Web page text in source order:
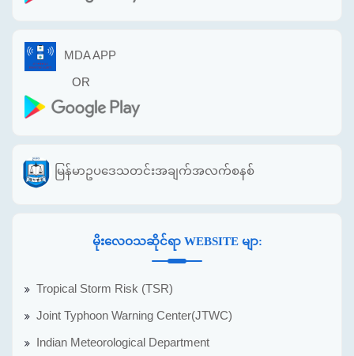
MDA APP
OR
မြန်မာဥပဒေသတင်းအချက်အလက်စနစ်
မိုးလေဝသဆိုင်ရာ WEBSITE မျာ:
Tropical Storm Risk (TSR)
Joint Typhoon Warning Center(JTWC)
Indian Meteorological Department